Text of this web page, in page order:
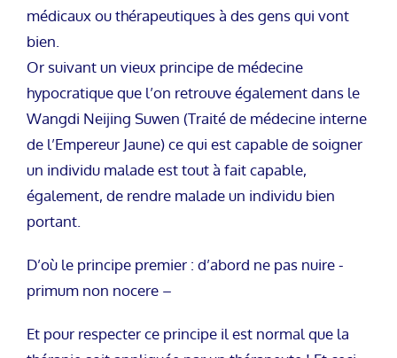
médicaux ou thérapeutiques à des gens qui vont
bien.
Or suivant un vieux principe de médecine
hypocratique que l’on retrouve également dans le
Wangdi Neijing Suwen (Traité de médecine interne
de l’Empereur Jaune) ce qui est capable de soigner
un individu malade est tout à fait capable,
également, de rendre malade un individu bien
portant.
D’où le principe premier : d’abord ne pas nuire -
primum non nocere –
Et pour respecter ce principe il est normal que la